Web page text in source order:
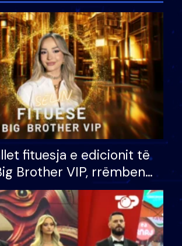
fituesja e edicionit të
Brother VIP, rrëmben
prej 100 mijë eurosh